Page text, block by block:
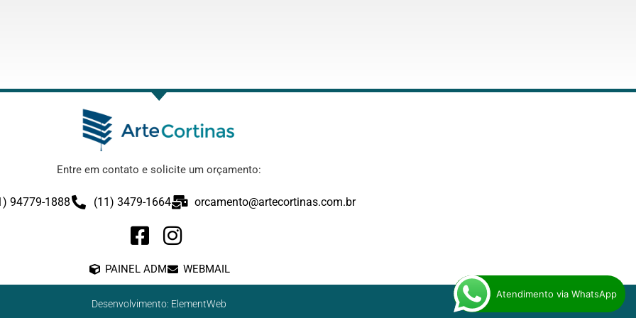
Entre em contato e solicite um orçamento:
94779-1888 (11) 3479-1664 orcamento@artecortinas.com.br
PAINEL ADM WEBMAIL
Desenvolvimento: ElementWeb
Atendimento via WhatsApp